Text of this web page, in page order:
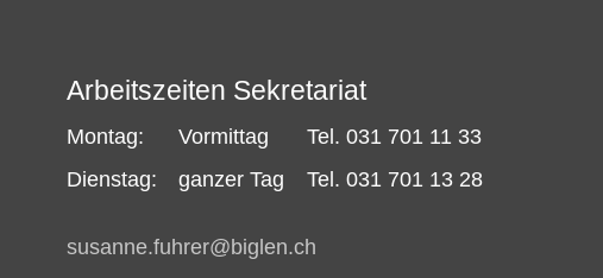
Arbeitszeiten Sekretariat
Montag: Vormittag
Tel. 031 701 11 33
Dienstag:
ganzer Tag Tel. 031 701 13 28
s s nn f hr r b gl n ch